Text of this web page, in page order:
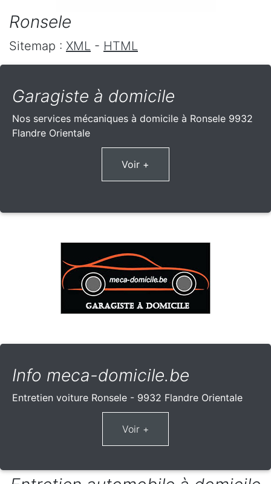
Ronsele
Sitemap : XML - HTML
Garagiste à domicile
Nos services mécaniques à domicile à Ronsele 9932
Flandre Orientale
Voir +
Info meca-domicile.be
Entretien voiture Ronsele - 9932 Flandre Orientale